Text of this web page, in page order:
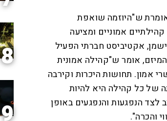
ש"היוזמה שואפת
אמוניים ומציעה
אקטיביסט חברתי הפעיל
אומר ש"קהילה אמונית
אמון. תחושות היכרות וקירבה
של כל קהילה היא להיות
הנפגעות והנפגעים באופן
והכרה".
8
9